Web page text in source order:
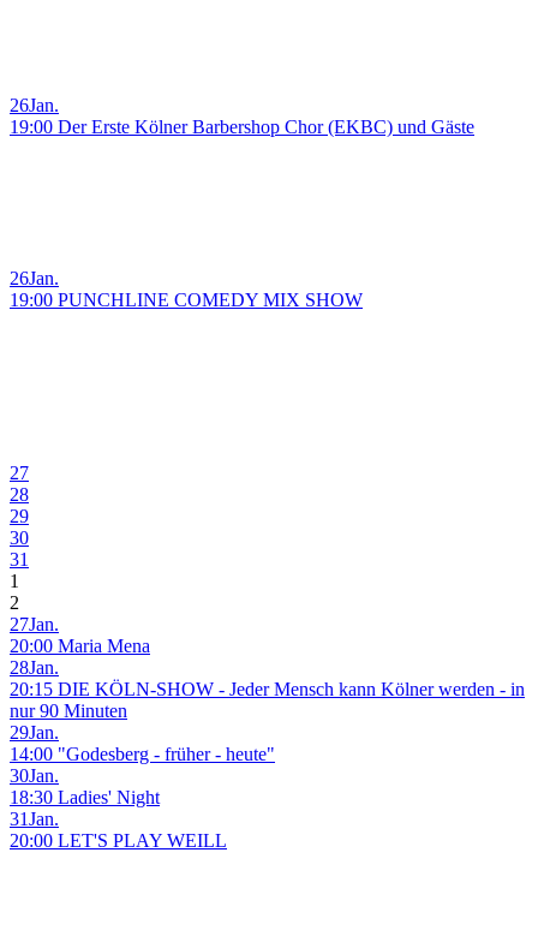
26Jan.
19:00 Der Erste Kölner Barbershop Chor (EKBC) und Gäste
26Jan.
19:00 PUNCHLINE COMEDY MIX SHOW
27
28
29
30
31
1
2
27Jan.
20:00 Maria Mena
28Jan.
20:15 DIE KÖLN-SHOW - Jeder Mensch kann Kölner werden - in
nur 90 Minuten
29Jan.
14:00 "Godesberg - früher - heute"
30Jan.
18:30 Ladies' Night
31Jan.
20:00 LET'S PLAY WEILL